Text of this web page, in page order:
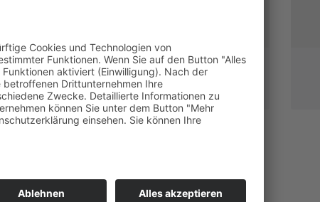
CRIMP GESENKE FÜR WZ 200